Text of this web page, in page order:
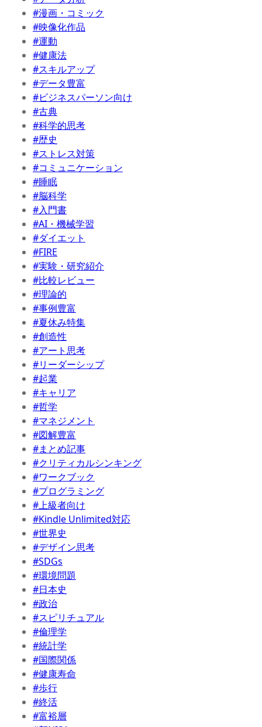
#漫画・コミック
#映像化作品
#運動
#健康法
#スキルアップ
#データ豊富
#ビジネスパーソン向け
#古典
#科学的思考
#歴史
#ストレス対策
#コミュニケーション
#睡眠
#脳科学
#入門書
#AI・機械学習
#ダイエット
#FIRE
#実験・研究紹介
#比較レビュー
#理論的
#事例豊富
#夏休み特集
#創造性
#アート思考
#リーダーシップ
#起業
#キャリア
#哲学
#マネジメント
#図解豊富
#まとめ記事
#クリティカルシンキング
#ワークブック
#プログラミング
#上級者向け
#Kindle Unlimited対応
#世界史
#デザイン思考
#SDGs
#環境問題
#日本史
#政治
#スピリチュアル
#倫理学
#統計学
#国際関係
#健康寿命
#歩行
#終活
#富裕層